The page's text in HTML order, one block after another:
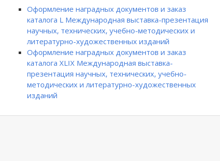
Оформление наградных документов и заказ
каталога L Международная выставка-презентация
научных, технических, учебно-методических и
литературно-художественных изданий
Оформление наградных документов и заказ
каталога XLIX Международная выставка-
презентация научных, технических, учебно-
методических и литературно-художественных
изданий